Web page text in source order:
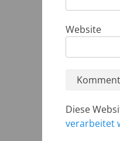
Website
Diese
verarbeitet